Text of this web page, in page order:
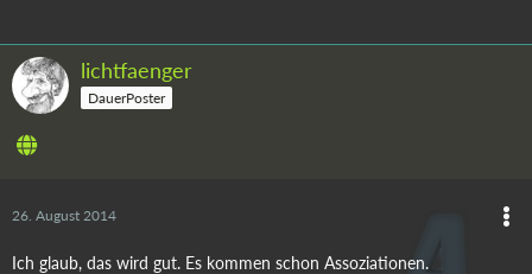
lichtfaenger
DauerPoster
26. August 2014
Ich glaub, das wird gut. Es kommen schon Assoziationen.